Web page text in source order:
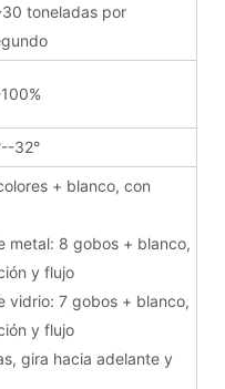
toneladas por
32°
+ blanco, con
metal: 8 gobos + blanco,
y flujo
vidrio: 7 gobos + blanco,
y flujo
gira hacia adelante y